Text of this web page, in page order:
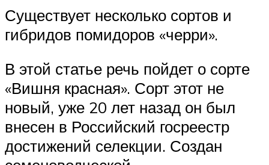
Существует несколько сортов и
гибридов помидоров «черри».
В этой статье речь пойдет о сорте
«Вишня красная». Сорт этот не
новый, уже 20 лет назад он был
внесен в Российский госреестр
достижений селекции. Создан